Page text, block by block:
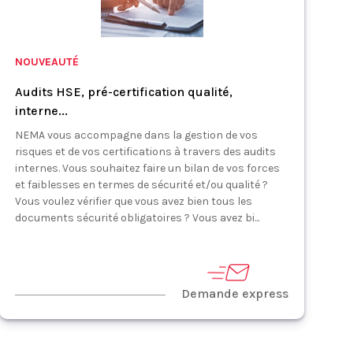
NOUVEAUTÉ
Audits HSE, pré-certification qualité,
interne...
NEMA vous accompagne dans la gestion de vos
risques et de vos certifications à travers des audits
internes. Vous souhaitez faire un bilan de vos forces
et faiblesses en termes de sécurité et/ou qualité ?
Vous voulez vérifier que vous avez bien tous les
documents sécurité obligatoires ? Vous avez bi...
Demande express